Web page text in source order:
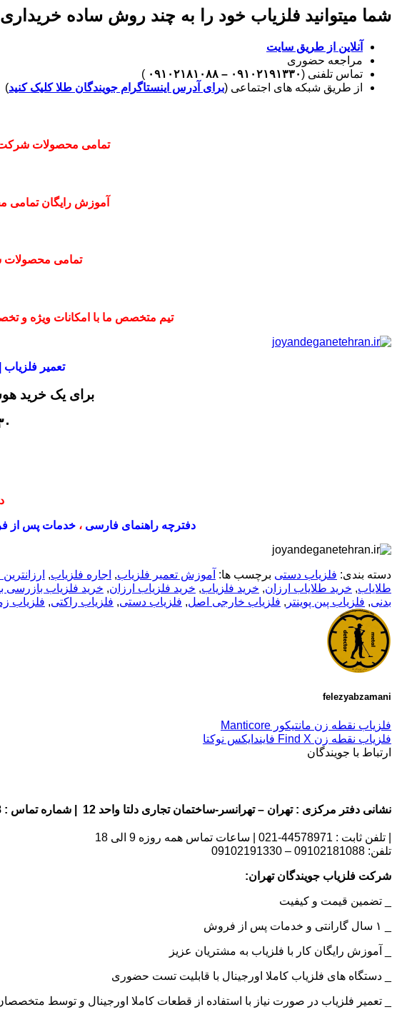
شما میتوانید فلزیاب خود را به چند روش ساده خریداری
آنلاین از طریق سایت
مراجعه حضوری
تماس تلفنی (۰۹۱۰۲۱۹۱۳۳۰ – ۰۹۱۰۲۱۸۱۰۸۸
)
از طریق شبکه های اجتماعی (برای آدرس اینستاگرام جویندگان طلا کلیک کنید)
تمامی محصولات شرکت
آموزش رایگان
تمامی
تیم متخصص ما با امکانات ویژه و
تعمیر فلزیاب
برای یک خرید
دفترچه راهنمای فارسی ،خدمات پس از
دسته بندی: فلزیاب دستی برچسب ها: آموزش تعمیر فلزیاب, اجاره فلزیاب,
طلایاب, خرید طلایاب ارزان, خرید فلزیاب, خرید فلزیاب ارزان, خرید فلزیاب بازرسی
بدنی, فلزیاب پین پوینتر , فلزیاب خارجی اصل, فلزیاب دستی, فلزیاب راکتی, فلزیاب
felezyabzamani
فلزیاب نقطه زن مانتیکور Manticore
فلزیاب نقطه زن Find X فایندایکس نوکتا
ارتباط با جویندگان
نشانی دفتر مرکزی : تهران – تهرانسر-ساختمان تجاری دلتا واحد 12 | شماره تماس : 09102181088
| تلفن ثابت : 44578971-021 | ساعات تماس همه روزه 9 الی 18
تلفن: 09102181088 – 09102191330
شرکت فلزیاب جویندگان تهران:
_ تضمین قیمت و کیفیت
_ آموزش رایگان کار با فلزیاب به مشتریان عزیز
_ دستگاه های فلزیاب کاملا اورجینال با قابلیت تست حضوری
_ تعمیر فلزیاب در صورت نیاز با استفاده از قطعات کاملا اورجینال و توسط